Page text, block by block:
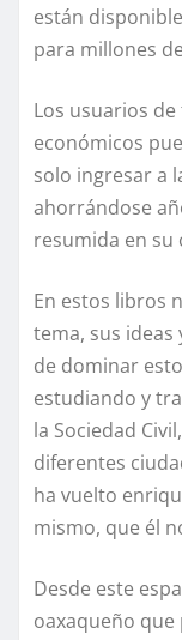
están
para millones
Los usuarios
económicos
solo ingresar a
ahorrándose
resumida en su
En estos libros
tema, sus ideas
de dominar
estudiando y
la Sociedad
diferentes
ha vuelto
mismo, que él
Desde este
oaxaqueño que